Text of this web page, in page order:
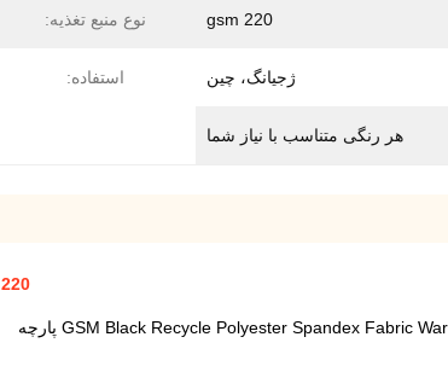
220 gsm نوع منبع تغذیه:
ژجیانگ، چین استفاده:
هر رنگی متناسب با نیاز شما
220 GSM Black Recycle Polyester Spandex Fabric Warp Knit 4 Way Stretch Spandex پارچه